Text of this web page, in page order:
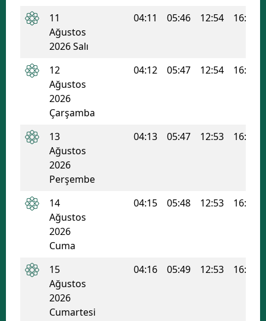
Erzurum
Hakkari
Mersin
11
Ağustos
2026 Salı
04:11 05:46 12:54 16:42
12
Ağustos
2026
Çarşamba
04:12 05:47 12:54 16:42
13
Ağustos
2026
Perşembe
04:13 05:47 12:53 16:41
14
Ağustos
2026
Cuma
04:15 05:48 12:53 16:41
15
Ağustos
2026
Cumartesi
04:16 05:49 12:53 16:40